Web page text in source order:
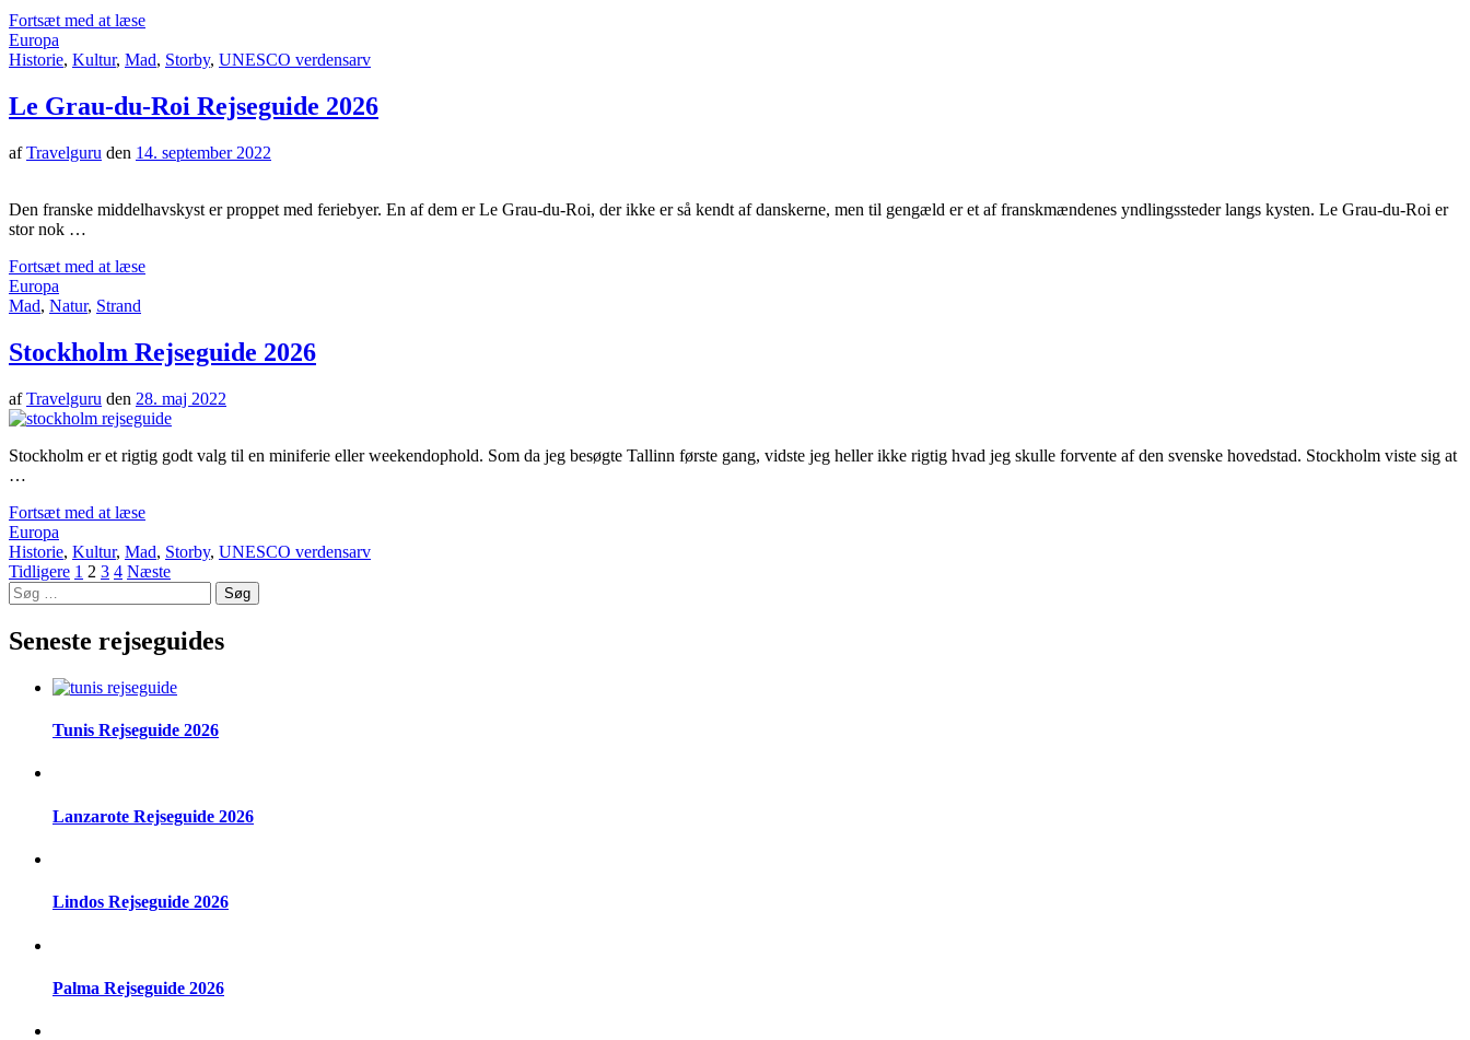
Fortsæt med at læse
Europa
Historie, Kultur, Mad, Storby, UNESCO verdensarv
Le Grau-du-Roi Rejseguide 2026
afTravelguru den 14. september 2022
Den franske middelhavskyst er proppet med feriebyer. En af dem er Le Grau-du-Roi, der ikke er så kendt af danskerne, men til gengæld er et af franskmændenes yndlingssteder langs kysten. Le Grau-du-Roi er
stor nok …
Fortsæt med at læse
Europa
Mad, Natur, Strand
Stockholm Rejseguide 2026
afTravelguru den 28. maj 2022
Stockholm er et rigtig godt valg til en miniferie eller weekendophold. Som da jeg besøgte Tallinn første gang, vidste jeg heller ikke rigtig hvad jeg skulle forvente af den svenske hovedstad. Stockholm viste sig at
…
Fortsæt med at læse
Europa
Historie, Kultur, Mad, Storby, UNESCO verdensarv
Indlægsinddeling
Tidligere Side
1 Side
2 Side
3 Side
4 Næste
Søg
efter:
Seneste rejseguides
Tunis Rejseguide 2026
Lanzarote Rejseguide 2026
Lindos Rejseguide 2026
Palma Rejseguide 2026